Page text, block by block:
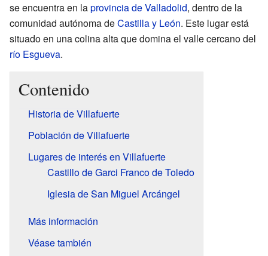
se encuentra en laprovincia de Valladolid, dentro de la
comunidad autónoma deCastilla y León. Este lugar está
situado en una colina alta que domina el valle cercano del
río Esgueva.
Contenido
Historia de Villafuerte
Población de Villafuerte
Lugares de interés en Villafuerte
Castillo de Garci Franco de Toledo
Iglesia de San Miguel Arcángel
Más información
Véase también